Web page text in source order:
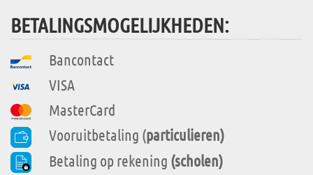
BETALINGSMOGELIJKHEDEN:
Bancontact
VISA
MasterCard
Vooruitbetaling (particulieren)
Betaling op rekening (scholen)